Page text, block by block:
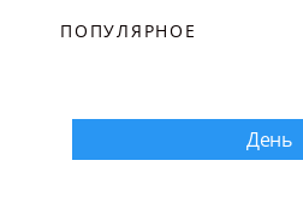
ПОПУЛЯРНОЕ
День